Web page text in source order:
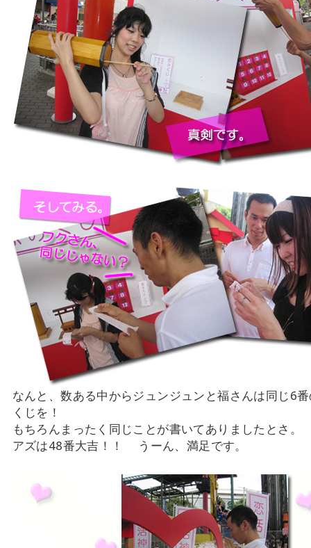
なんと、数ある中からジュンジュンと福さんは同じ6
くじを！
もちろんまったく同じことが書いてありましたとさ。
アズは48番大吉！！ うーん、満足です。